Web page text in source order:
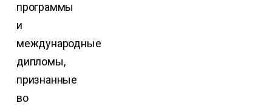
программы
и
международные
дипломы,
признанные
во